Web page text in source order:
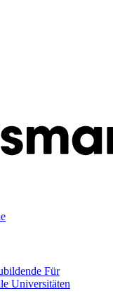
Für
Universitäten